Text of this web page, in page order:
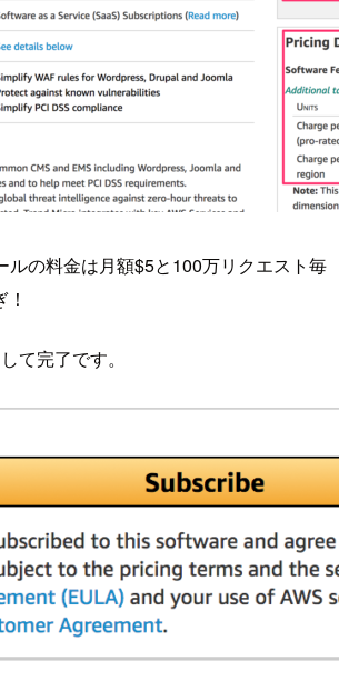
ルの料金は月額$5と100万リクエスト毎
て完了です。